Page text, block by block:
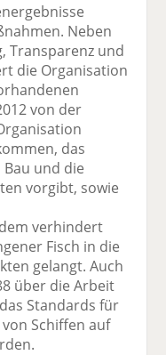
Neben
Transparenz und
die Organisation
von der
das
und die
vorgibt, sowie
verhindert
Fisch in die
gelangt. Auch
über die Arbeit
Standards für
Schiffen auf